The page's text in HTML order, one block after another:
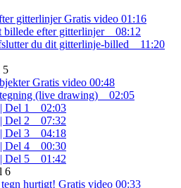
gitterlinjerGratis video 01:16
billede efter gitterlinjer
08:12
du dit gitterlinje-billed
11:20
5
Gratis video 00:48
(live drawing)
02:05
Del 1
02:03
Del 2
07:32
Del 3
04:18
Del 4
00:30
Del 5
01:42
6
hurtigt! Gratis video 00:33